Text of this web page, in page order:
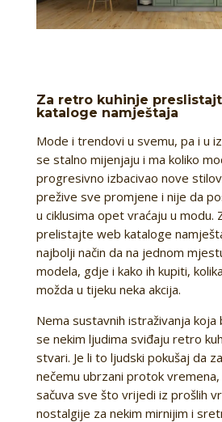
Za retro kuhinje
kataloge namještaja
Mode i trendovi u svemu, pa i u
se stalno mijenjaju i ma koliko
progresivno izbacivao nove
prežive sve promjene i nije da
u ciklusima opet vraćaju u modu.
prelistajte web kataloge
najbolji način da na jednom
modela, gdje i kako ih kupiti,
možda u tijeku neka akcija.
Nema sustavnih istraživanja koja
se nekim ljudima sviđaju retro
stvari. Je li to ljudski pokušaj da
nečemu ubrzani protok
sačuva sve što vrijedi iz prošlih
nostalgije za nekim mirnijim i